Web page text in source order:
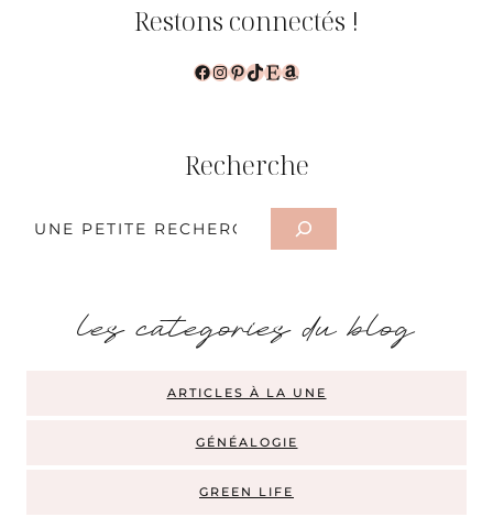
Restons connectés !
Facebook
Instagram
Pinterest
TikTok
EtsyAmazon
Recherche
Rechercher
les categories du blog
ARTICLES À LA UNE
GÉNÉALOGIE
GREEN LIFE